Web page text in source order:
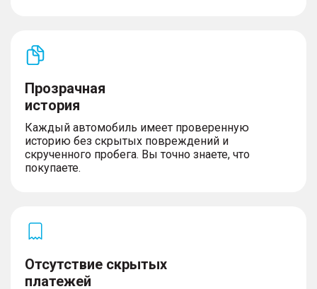
Прозрачная
история
Каждый автомобиль имеет проверенную
историю без скрытых повреждений и
скрученного пробега. Вы точно знаете, что
покупаете.
Отсутствие скрытых
платежей